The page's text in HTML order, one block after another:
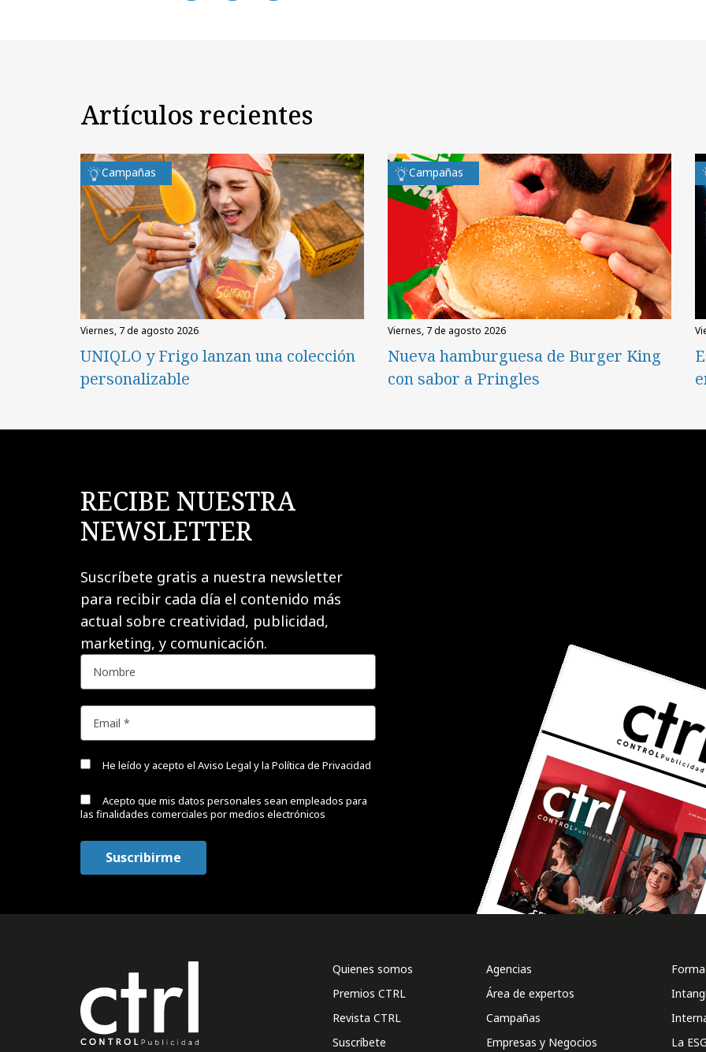
Artículos recientes
Campañas
viernes, 7 de agosto 2026
UNIQLO y Frigo lanzan una colección
personalizable
Campañas
viernes, 7 de agosto 2026
Nueva hamburguesa de Burger King
con sabor a Pringles
RECIBE NUESTRA
NEWSLETTER
Suscríbete gratis a nuestra newsletter
para recibir cada día el contenido más
actual sobre creatividad, publicidad,
marketing, y comunicación.
He leído y acepto el Aviso Legal y la Política de Privacidad
Acepto que mis datos personales sean empleados para
las finalidades comerciales por medios electrónicos
Quienes somos
Premios CTRL
Revista CTRL
Suscríbete
Agencias
Área de expertos
Campañas
Empresas y Negocios
La